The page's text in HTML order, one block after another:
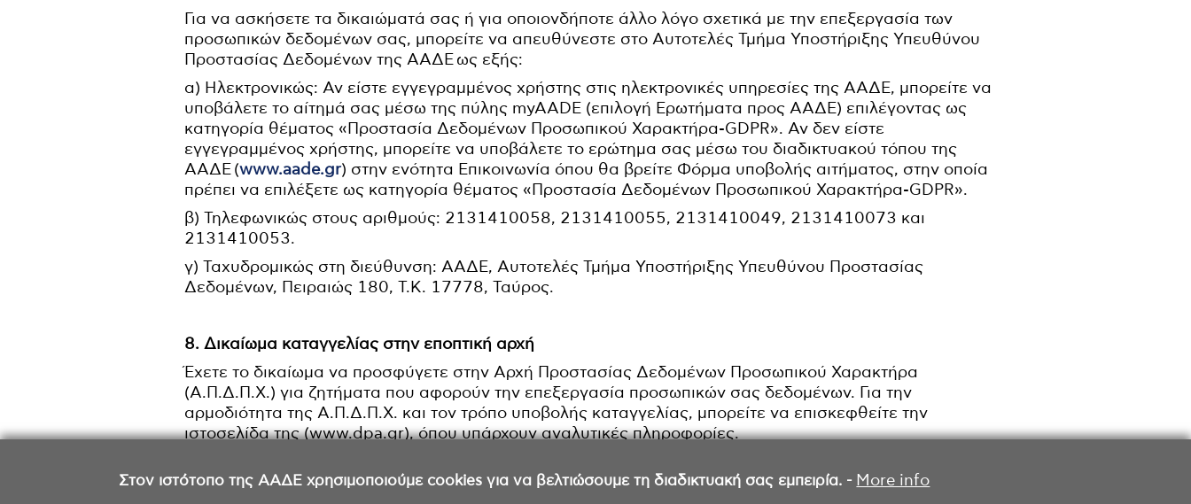
Στον ιστότοπο της ΑΑΔΕ χρησιμοποιούμε cookies για να βελτιώσουμε τη διαδικτυακή σας εμπειρία. - More info
Για να ασκήσετε τα δικαιώματά σας ή για οποιονδήποτε άλλο λόγο σχετικά με την επεξεργασία των
προσωπικών δεδομένων σας, μπορείτε να απευθύνεστε στο Αυτοτελές Τμήμα Υποστήριξης Υπευθύνου
Προστασίας Δεδομένων της ΑΑΔΕ ως εξής:
α) Ηλεκτρονικώς: Αν είστε εγγεγραμμένος χρήστης στις ηλεκτρονικές υπηρεσίες της ΑΑΔΕ, μπορείτε να
υποβάλετε το αίτημά σας μέσω της πύλης myAADE (επιλογή Ερωτήματα προς ΑΑΔΕ) επιλέγοντας ως
κατηγορία θέματος «Προστασία Δεδομένων Προσωπικού Χαρακτήρα-GDPR». Αν δεν είστε
εγγεγραμμένος χρήστης, μπορείτε να υποβάλετε το ερώτημα σας μέσω του διαδικτυακού τόπου της
ΑΑΔΕ (www.aade.gr) στην ενότητα Επικοινωνία όπου θα βρείτε Φόρμα υποβολής αιτήματος, στην οποία
πρέπει να επιλέξετε ως κατηγορία θέματος «Προστασία Δεδομένων Προσωπικού Χαρακτήρα-GDPR».
β) Τηλεφωνικώς στους αριθμούς: 2131410058, 2131410055, 2131410049, 2131410073 και
2131410053.
γ) Ταχυδρομικώς στη διεύθυνση: ΑΑΔΕ, Αυτοτελές Τμήμα Υποστήριξης Υπευθύνου Προστασίας
Δεδομένων, Πειραιώς 180, Τ.Κ. 17778, Ταύρος.
8. Δικαίωμα καταγγελίας στην εποπτική αρχή
Έχετε το δικαίωμα να προσφύγετε στην Αρχή Προστασίας Δεδομένων Προσωπικού Χαρακτήρα
(Α.Π.Δ.Π.Χ.) για ζητήματα που αφορούν την επεξεργασία προσωπικών σας δεδομένων. Για την
αρμοδιότητα της Α.Π.Δ.Π.Χ. και τον τρόπο υποβολής καταγγελίας, μπορείτε να επισκεφθείτε την
ιστοσελίδα της (www.dpa.gr), όπου υπάρχουν αναλυτικές πληροφορίες.